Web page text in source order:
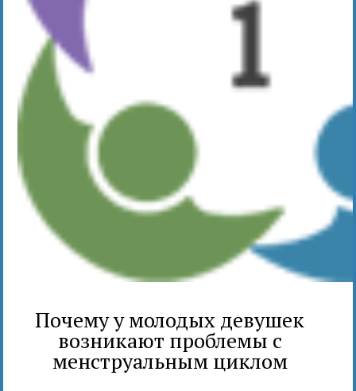
Почему у молодых девушек
возникают проблемы с
менструальным циклом